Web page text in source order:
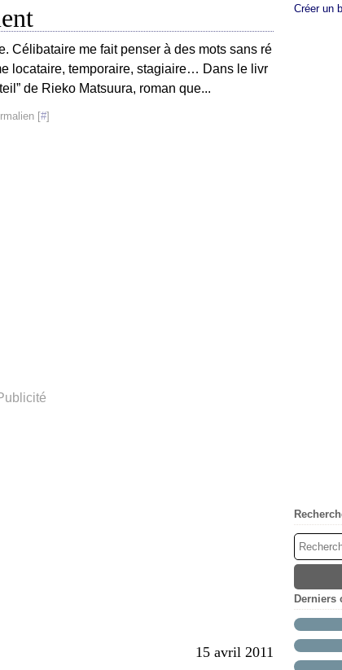
Célibataire me fait penser à des mots sans ré
locataire, temporaire, stagiaire… Dans le livr
de Rieko Matsuura, roman que...
[#]
15 avril 2011
Créer un
Derniers